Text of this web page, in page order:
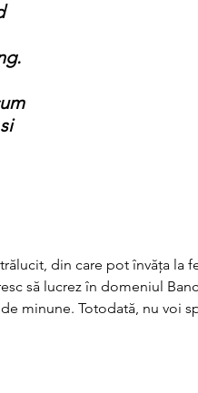
din care pot învăța la
să lucrez în domeniul
minune. Totodată, nu voi